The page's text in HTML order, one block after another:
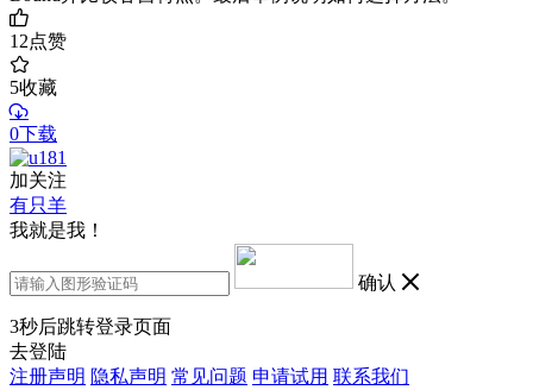
12点赞
5收藏
0下载
加关注
有只羊
我就是我！
确认
3秒后跳转登录页面
去登陆
注册声明 隐私声明 常见问题 申请试用 联系我们